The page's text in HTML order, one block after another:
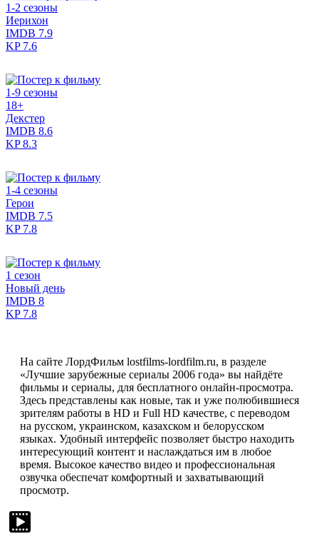
1-2 сезоны
Иерихон
IMDB 7.9
KP7.6
1-9 сезоны
18+
Декстер
IMDB 8.6
KP8.3
1-4 сезоны
Герои
IMDB 7.5
KP7.8
1 сезон
Новый день
IMDB 8
KP7.8
На сайте ЛордФильм lostfilms-lordfilm.ru, в разделе
«Лучшие зарубежные сериалы 2006 года» вы найдёте
фильмы и сериалы, для бесплатного онлайн-просмотра.
Здесь представлены как новые, так и уже полюбившиеся
зрителям работы в HD и Full HD качестве, с переводом
на русском, украинском, казахском и белорусском
языках. Удобный интерфейс позволяет быстро находить
интересующий контент и наслаждаться им в любое
время. Высокое качество видео и профессиональная
озвучка обеспечат комфортный и захватывающий
просмотр.